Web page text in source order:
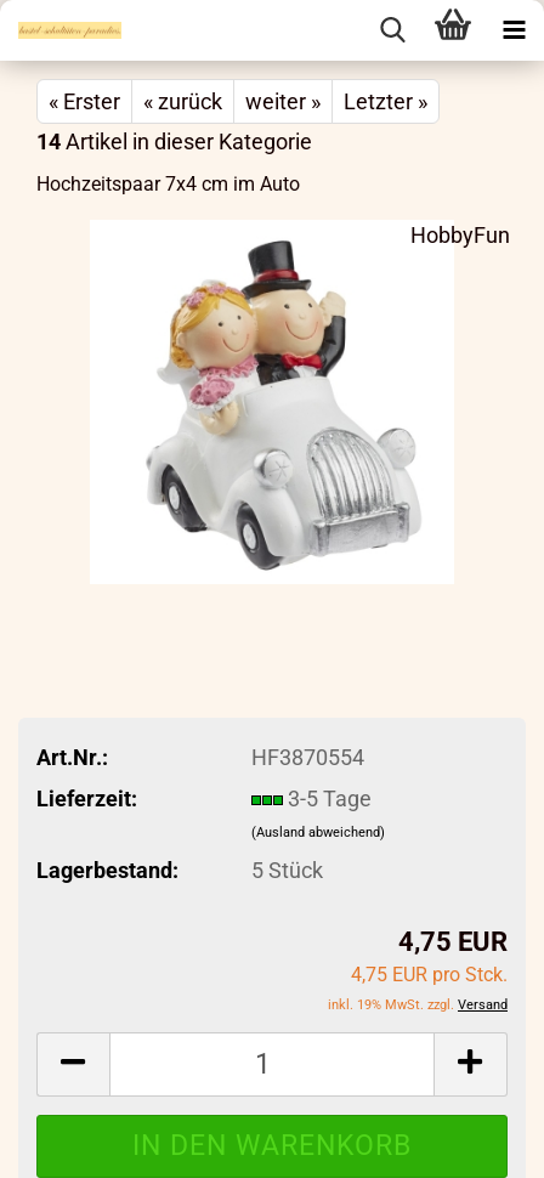
« Erster « zurück weiter »
Letzter »
14Artikel in dieser Kategorie
Hochzeitspaar 7x4 cm im Auto
HobbyFun
Art.Nr.:
HF3870554
Lieferzeit:
3-5 Tage
(Ausland abweichend)
Lagerbestand: 5Stück
4,75 EUR
4,75 EUR pro Stck.
inkl. 19% MwSt. zzgl. Versand